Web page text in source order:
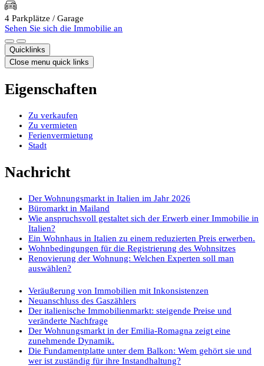
4 Parkplätze / Garage
Sehen Sie sich die Immobilie an
Quicklinks
Close menu quick links
Eigenschaften
Zu verkaufen
Zu vermieten
Ferienvermietung
Stadt
Nachricht
Der Wohnungsmarkt in Italien im Jahr 2026
Büromarkt in Mailand
Wie anspruchsvoll gestaltet sich der Erwerb einer Immobilie in
Italien?
Ein Wohnhaus in Italien zu einem reduzierten Preis erwerben.
Wohnbedingungen für die Registrierung des Wohnsitzes
Renovierung der Wohnung: Welchen Experten soll man
auswählen?
Veräußerung von Immobilien mit Inkonsistenzen
Neuanschluss des Gaszählers
Der italienische Immobilienmarkt: steigende Preise und
veränderte Nachfrage
Der Wohnungsmarkt in der Emilia-Romagna zeigt eine
zunehmende Dynamik.
Die Fundamentplatte unter dem Balkon: Wem gehört sie und
wer ist zuständig für ihre Instandhaltung?